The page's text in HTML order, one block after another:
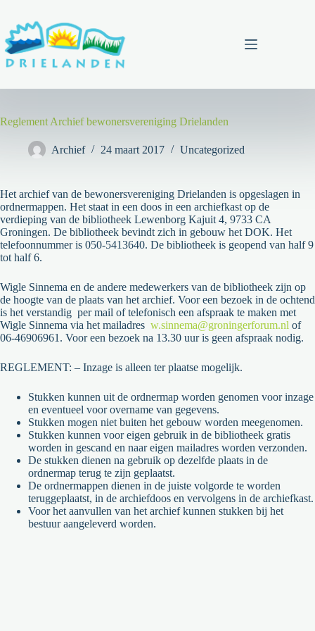
de
inhoud
Reglement Archief bewonersvereniging Drielanden
Archief 24 maart 2017 Uncategorized
Het archief van de bewonersvereniging Drielanden is opgeslagen in
ordnermappen. Het staat in een doos in een archiefkast op de
verdieping van de bibliotheek Lewenborg Kajuit 4, 9733 CA
Groningen. De bibliotheek bevindt zich in gebouw het DOK. Het
telefoonnummer is 050-5413640. De bibliotheek is geopend van half 9
tot half 6.
Wigle Sinnema en de andere medewerkers van de bibliotheek zijn op
de hoogte van de plaats van het archief. Voor een bezoek in de ochtend
is het verstandig per mail of telefonisch een afspraak te maken met
Wigle Sinnema via het mailadres w.sinnema@groningerforum.nl of
06-46906961. Voor een bezoek na 13.30 uur is geen afspraak nodig.
REGLEMENT: – Inzage is alleen ter plaatse mogelijk.
Stukken kunnen uit de ordnermap worden genomen voor inzage
en eventueel voor overname van gegevens.
Stukken mogen niet buiten het gebouw worden meegenomen.
Stukken kunnen voor eigen gebruik in de bibliotheek gratis
worden in gescand en naar eigen mailadres worden verzonden.
De stukken dienen na gebruik op dezelfde plaats in de
ordnermap terug te zijn geplaatst.
De ordnermappen dienen in de juiste volgorde te worden
teruggeplaatst, in de archiefdoos en vervolgens in de archiefkast.
Voor het aanvullen van het archief kunnen stukken bij het
bestuur aangeleverd worden.